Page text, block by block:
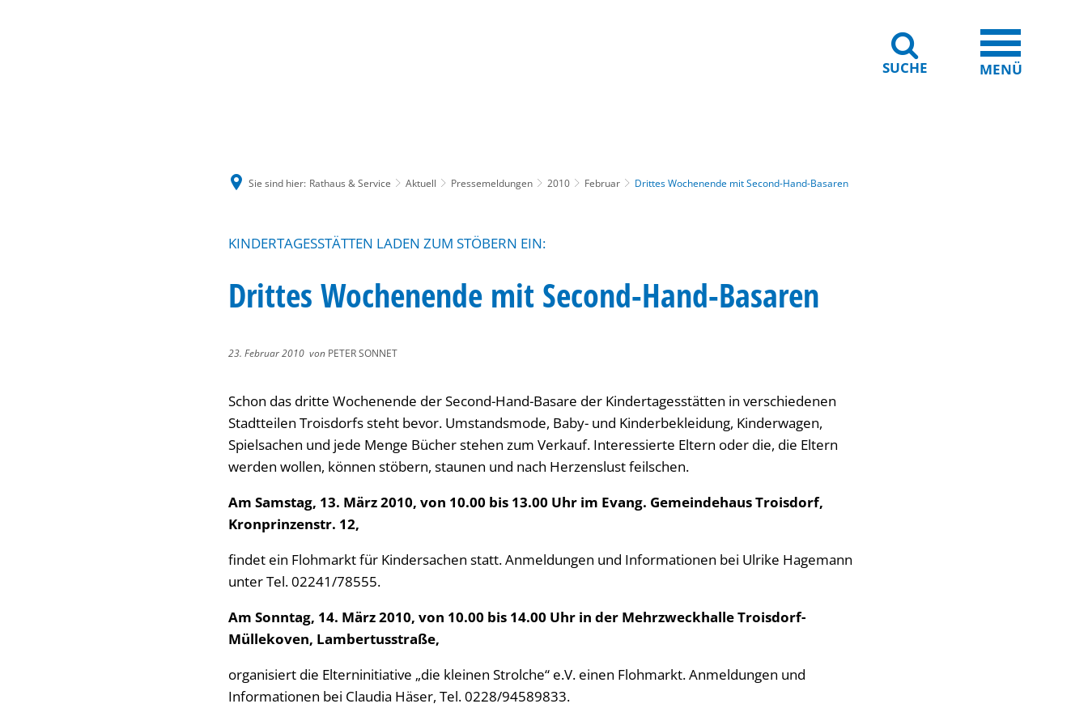
SUCHE MENÜ
Sie sind hier: Rathaus & Service Aktuell Pressemeldungen 2010 Februar Drittes Wochenende mit Second-Hand-Basaren
KINDERTAGESSTÄTTEN LADEN ZUM STÖBERN EIN:
Drittes Wochenende mit Second-Hand-Basaren
23. Februar 2010 von PETER SONNET
Schon das dritte Wochenende der Second-Hand-Basare der Kindertagesstätten in verschiedenen
Stadtteilen Troisdorfs steht bevor. Umstandsmode, Baby- und Kinderbekleidung, Kinderwagen,
Spielsachen und jede Menge Bücher stehen zum Verkauf. Interessierte Eltern oder die, die Eltern
werden wollen, können stöbern, staunen und nach Herzenslust feilschen.
Am Samstag, 13. März 2010, von 10.00 bis 13.00 Uhr im Evang. Gemeindehaus Troisdorf,
Kronprinzenstr. 12,
findet ein Flohmarkt für Kindersachen statt. Anmeldungen und Informationen bei Ulrike Hagemann
unter Tel. 02241/78555.
Am Sonntag, 14. März 2010, von 10.00 bis 14.00 Uhr in der Mehrzweckhalle Troisdorf-
Müllekoven, Lambertusstraße,
organisiert die Elterninitiative „die kleinen Strolche“ e.V. einen Flohmarkt. Anmeldungen und
Informationen bei Claudia Häser, Tel. 0228/94589833.